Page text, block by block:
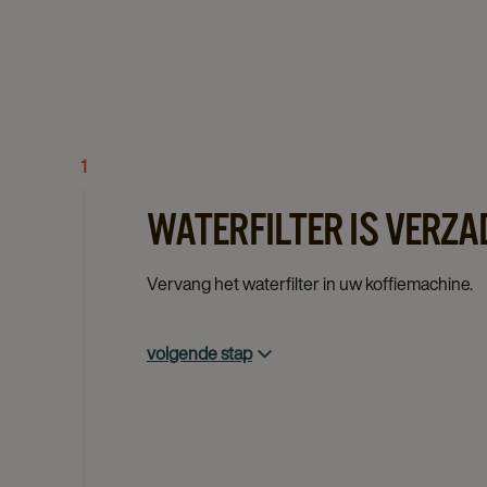
1
WATERFILTER IS
Vervang het waterfilter in uw koffiemachine.
volgende stap